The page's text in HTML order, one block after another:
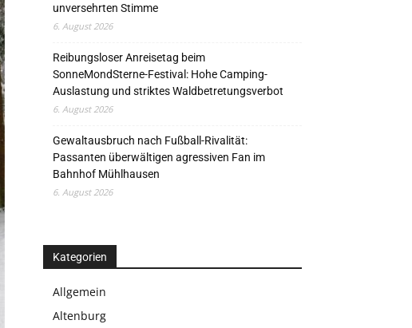
unversehrten Stimme
6. August 2026
Reibungsloser Anreisetag beim
SonneMondSterne-Festival: Hohe Camping-
Auslastung und striktes Waldbetretungsverbot
6. August 2026
Gewaltausbruch nach Fußball-Rivalität:
Passanten überwältigen agressiven Fan im
Bahnhof Mühlhausen
6. August 2026
Kategorien
Allgemein
Altenburg